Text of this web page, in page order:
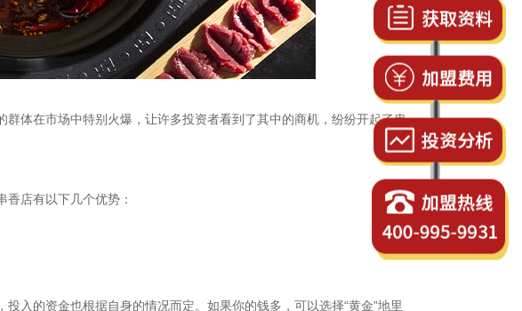
体在市场中特别火爆，让许多投资者看到了其中的商机，纷纷开起了串
香店有以下几个优势：
入的资金也根据自身的情况而定。如果你的钱多，可以选择“黄金”地里